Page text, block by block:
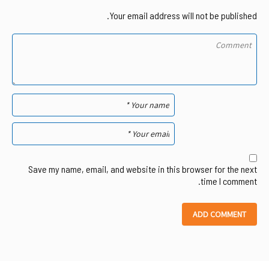
Your email address will not be published.
Save my name, email, and website in this browser for the next
time I comment.